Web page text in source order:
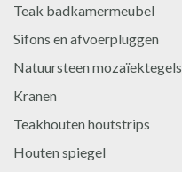
Teak badkamermeubel
Sifons en afvoerpluggen
Natuursteen mozaïektegels
Kranen
Teakhouten houtstrips
Houten spiegel